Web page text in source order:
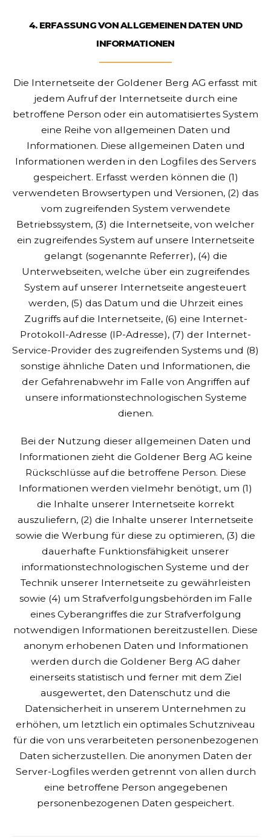
4. ERFASSUNG VON ALLGEMEINEN DATEN UND
INFORMATIONEN
Die Internetseite der Goldener Berg AG erfasst mit
jedem Aufruf der Internetseite durch eine
betroffene Person oder ein automatisiertes System
eine Reihe von allgemeinen Daten und
Informationen. Diese allgemeinen Daten und
Informationen werden in den Logfiles des Servers
gespeichert. Erfasst werden können die (1)
verwendeten Browsertypen und Versionen, (2) das
vom zugreifenden System verwendete
Betriebssystem, (3) die Internetseite, von welcher
ein zugreifendes System auf unsere Internetseite
gelangt (sogenannte Referrer), (4) die
Unterwebseiten, welche über ein zugreifendes
System auf unserer Internetseite angesteuert
werden, (5) das Datum und die Uhrzeit eines
Zugriffs auf die Internetseite, (6) eine Internet-
Protokoll-Adresse (IP-Adresse), (7) der Internet-
Service-Provider des zugreifenden Systems und (8)
sonstige ähnliche Daten und Informationen, die
der Gefahrenabwehr im Falle von Angriffen auf
unsere informationstechnologischen Systeme
dienen.
Bei der Nutzung dieser allgemeinen Daten und
Informationen zieht die Goldener Berg AG keine
Rückschlüsse auf die betroffene Person. Diese
Informationen werden vielmehr benötigt, um (1)
die Inhalte unserer Internetseite korrekt
auszuliefern, (2) die Inhalte unserer Internetseite
sowie die Werbung für diese zu optimieren, (3) die
dauerhafte Funktionsfähigkeit unserer
informationstechnologischen Systeme und der
Technik unserer Internetseite zu gewährleisten
sowie (4) um Strafverfolgungsbehörden im Falle
eines Cyberangriffes die zur Strafverfolgung
notwendigen Informationen bereitzustellen. Diese
anonym erhobenen Daten und Informationen
werden durch die Goldener Berg AG daher
einerseits statistisch und ferner mit dem Ziel
ausgewertet, den Datenschutz und die
Datensicherheit in unserem Unternehmen zu
erhöhen, um letztlich ein optimales Schutzniveau
für die von uns verarbeiteten personenbezogenen
Daten sicherzustellen. Die anonymen Daten der
Server-Logfiles werden getrennt von allen durch
eine betroffene Person angegebenen
personenbezogenen Daten gespeichert.